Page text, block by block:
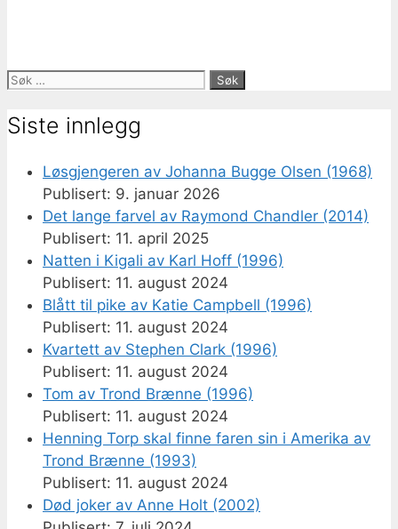
Søk
Siste innlegg
Løsgjengeren av Johanna Bugge Olsen (1968)
9. januar 2026
Det lange farvel av Raymond Chandler (2014)
11. april 2025
Natten i Kigali av Karl Hoff (1996)
11. august 2024
Blått til pike av Katie Campbell (1996)
11. august 2024
Kvartett av Stephen Clark (1996)
11. august 2024
Tom av Trond Brænne (1996)
11. august 2024
Henning Torp skal finne faren sin i Amerika av
Trond Brænne (1993)
11. august 2024
Død joker av Anne Holt (2002)